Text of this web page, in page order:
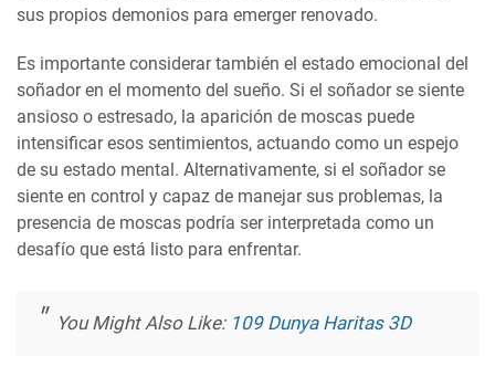
sus propios demonios para emerger renovado.
Es importante considerar también el estado emocional del
soñador en el momento del sueño. Si el soñador se siente
ansioso o estresado, la aparición de moscas puede
intensificar esos sentimientos, actuando como un espejo
de su estado mental. Alternativamente, si el soñador se
siente en control y capaz de manejar sus problemas, la
presencia de moscas podría ser interpretada como un
desafío que está listo para enfrentar.
You Might Also Like: 109 Dunya Haritas 3D